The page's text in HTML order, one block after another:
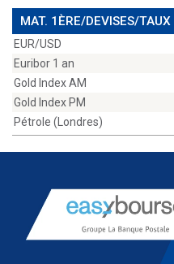
MAT. 1ÈRE/DEVISES/TAUX
EUR/USD
Euribor 1 an
Gold Index AM
Gold Index PM
Pétrole (Londres)